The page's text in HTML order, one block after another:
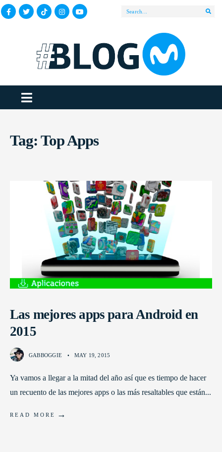
Tag: Top Apps
Las mejores apps para Android en
2015
GABBOGGIE • MAY 19, 2015
Ya vamos a llegar a la mitad del año así que es tiempo de hacer
un recuento de las mejores apps o las más resaltables que están...
READ MORE →